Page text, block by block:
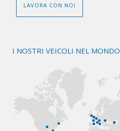
LAVORA CON NOI
I NOSTRI VEICOLI NEL MONDO